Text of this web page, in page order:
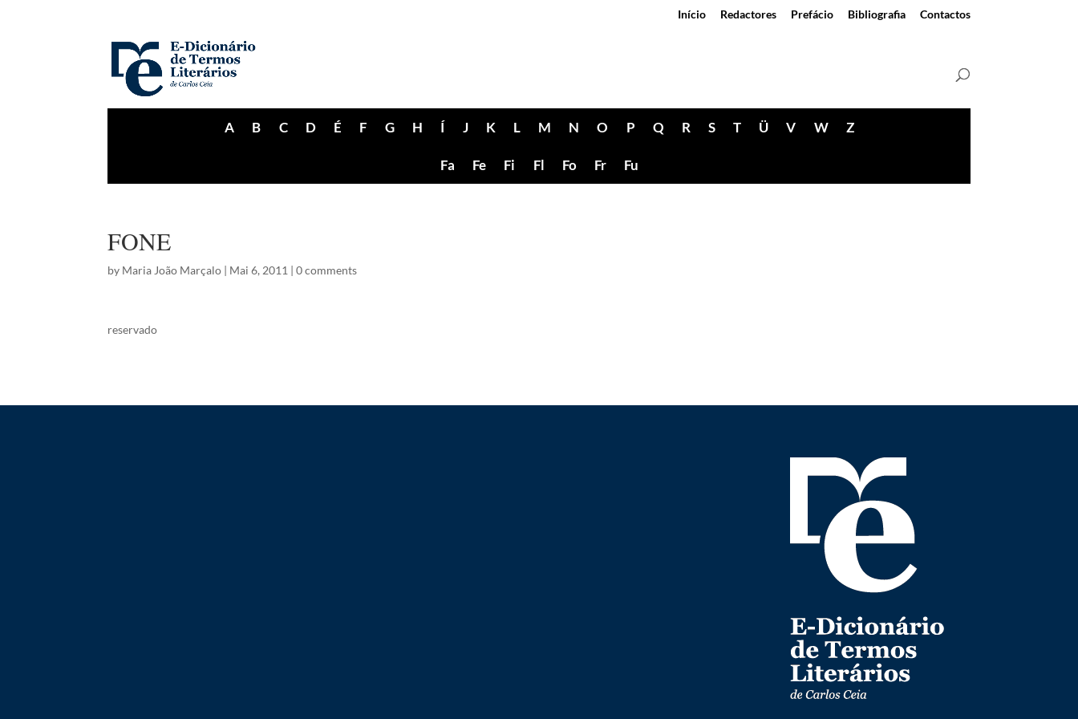
Início Redactores Prefácio Bibliografia Contactos
A B C D É F G H Í J K L M N O P Q R S T Ü V W Z
Fa Fe Fi Fl Fo Fr Fu
FONE
by Maria João Marçalo | Mai 6, 2011 |0 comments
reservado